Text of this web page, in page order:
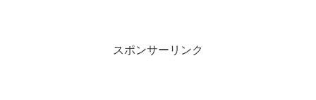
スポンサーリンク